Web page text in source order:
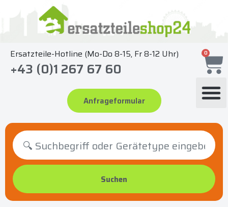
springen
Ersatzteile-Hotline (Mo-Do 8-15, Fr 8-12 Uhr)
+43 (0)1 267 67 60
Anfrageformular
0